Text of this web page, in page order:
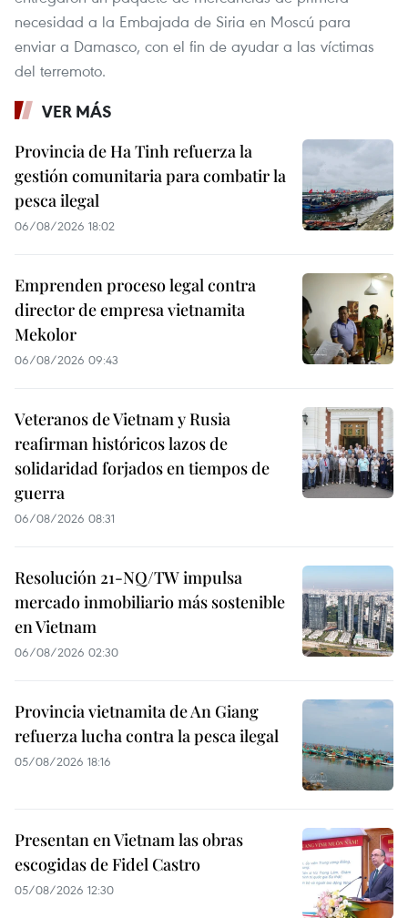
necesidad a la Embajada de Siria en Moscú para
enviar a Damasco, con el fin de ayudar a las víctimas
del terremoto.
VER MÁS
Provincia de Ha Tinh refuerza la
gestión comunitaria para combatir la
pesca ilegal
06/08/2026 18:02
Emprenden proceso legal contra
director de empresa vietnamita
Mekolor
06/08/2026 09:43
Veteranos de Vietnam y Rusia
reafirman históricos lazos de
solidaridad forjados en tiempos de
guerra
06/08/2026 08:31
Resolución 21-NQ/TW impulsa
mercado inmobiliario más sostenible
en Vietnam
06/08/2026 02:30
Provincia vietnamita de An Giang
refuerza lucha contra la pesca ilegal
05/08/2026 18:16
Presentan en Vietnam las obras
escogidas de Fidel Castro
05/08/2026 12:30